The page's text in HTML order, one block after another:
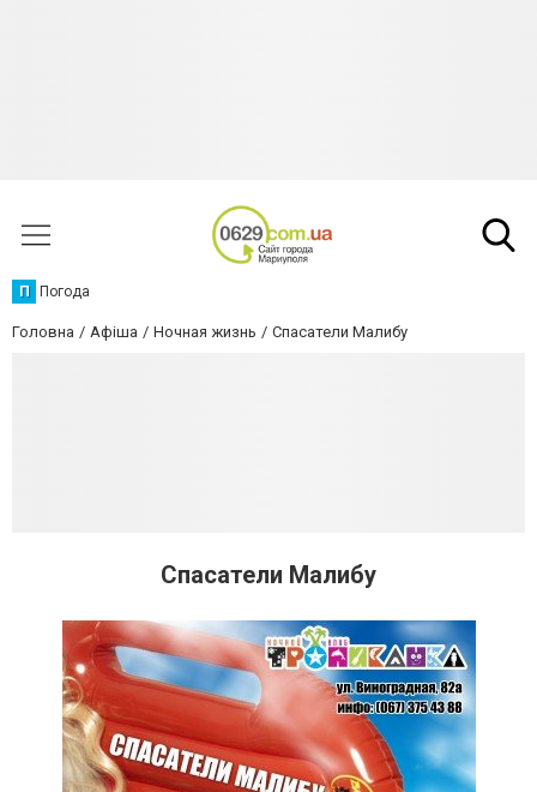
П Погода
Головна Афіша Ночная жизнь Спасатели Малибу
Спасатели Малибу